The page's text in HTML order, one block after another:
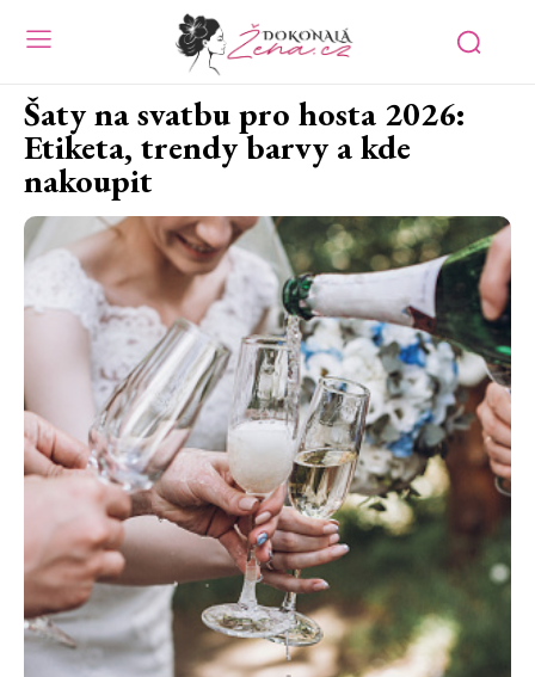
Šaty na svatbu pro hosta 2026:
Etiketa, trendy barvy a kde
nakoupit